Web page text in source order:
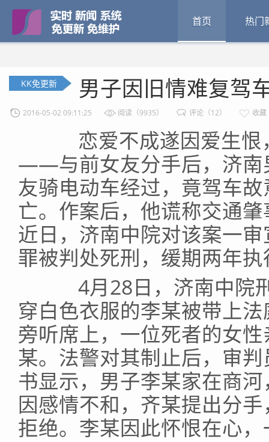
首页 热门
KK免更新 男子因旧情难复驾
2016-05-02 09:11:25 阅读（9935） 评论（12） 收藏
恋爱不成遂因爱生恨
——与前女友分手后，济南
友骑电动车经过，竟驾车
亡。作案后，他谎称交通
近日，济南中院对该案一
罪被判处死刑，缓期两年
4月28日，济南中院
穿白色衣服的李某被带上
旁听席上，一位死者的女
某。法警对其制止后，审
书显示，男子李某家在商
因感情不和，齐某提出分
拒绝。李某因此怀恨在心